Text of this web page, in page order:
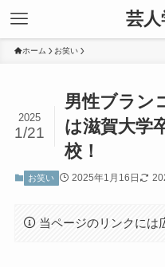
芸
ホーム お笑い
男性ブラン
は滋賀大学
校！
2025
1/21
お笑い 2025年1月16日
当ページのリンクには